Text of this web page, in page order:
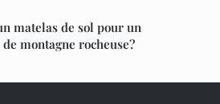
matelas de sol pour un
montagne rocheuse?